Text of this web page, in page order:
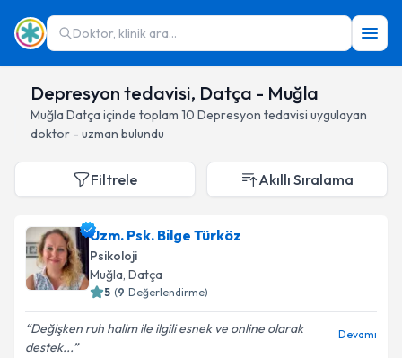
Doktor, klinik ara...
Depresyon tedavisi, Datça - Muğla
Muğla Datça içinde toplam 10 Depresyon tedavisi uygulayan
doktor - uzman bulundu
Filtrele Akıllı Sıralama
Uzm. Psk. Bilge Türköz
Psikoloji
Muğla, Datça
5 (9 Değerlendirme)
Değişken ruh halim ile ilgili esnek ve online olarak
destek...
Devamı